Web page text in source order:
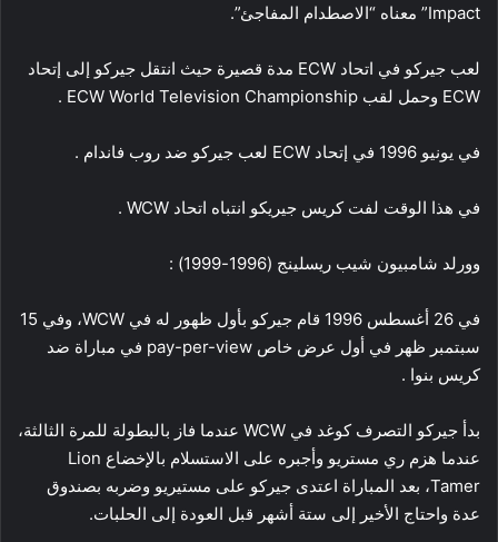
Impact” معناه “الاصطدام المفاجئ”.
لعب جيركو في اتحاد ECW مدة قصيرة حيث انتقل جيركو إلى إتحاد
ECW وحمل لقب ECW World Television Championship .
في يونيو 1996 في إتحاد ECW لعب جيركو ضد روب فاندام .
في هذا الوقت لفت كريس جيريكو انتباه اتحاد WCW .
وورلد شامبيون شيب ريسلينج (1996-1999) :
في 26 أغسطس 1996 قام جيركو بأول ظهور له في WCW، وفي 15
سبتمبر ظهر في أول عرض خاص pay-per-view في مباراة ضد
كريس بنوا .
بدأ جيركو التصرف كوغد في WCW عندما فاز بالبطولة للمرة الثالثة،
عندما هزم ري مستريو وأجبره على الاستسلام بالإخضاع Lion
Tamer، بعد المباراة اعتدى جيركو على مستيريو وضربه بصندوق
عدة واحتاج الأخير إلى ستة أشهر قبل العودة إلى الحلبات.